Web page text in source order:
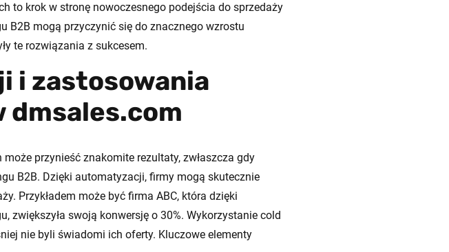
to krok w stronę nowoczesnego podejścia do sprzedaży
B2B mogą przyczynić się do znacznego wzrostu
te rozwiązania z sukcesem.
i zastosowania
przynieść znakomite rezultaty, zwłaszcza gdy
B2B. Dzięki automatyzacji, firmy mogą skutecznie
Przykładem może być firma ABC, która dzięki
swoją konwersję o 30%. Wykorzystanie cold
nie byli świadomi ich oferty. Kluczowe elementy